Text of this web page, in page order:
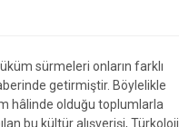
sürmeleri onların farklı
getirmiştir. Böylelikle
hâlinde olduğu toplumlarla
bu kültür alışverişi, Türkoloji